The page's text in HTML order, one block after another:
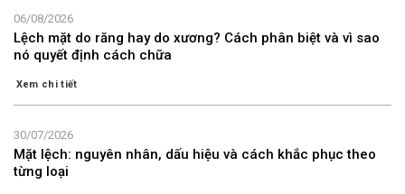
Lệch mặt do răng hay do xương? Cách phân biệt và vì sao
nó quyết định cách chữa
06/08/2026
Xem chi tiết
Mặt lệch: nguyên nhân, dấu hiệu và cách khắc phục theo
từng loại
30/07/2026